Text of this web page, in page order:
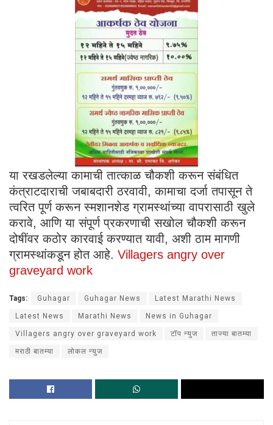
या रखडलेल्या कामाची तात्काळ चौकशी करून संबंधित
कंत्राटदाराची जबाबदारी ठरवावी, कामाचा दर्जा तपासून ते
त्वरित पूर्ण करून स्मशानशेड ग्रामस्थांच्या वापरासाठी खुले
करावे, आणि या संपूर्ण प्रकरणाची सखोल चौकशी करून
दोषींवर कठोर कारवाई करण्यात यावी, अशी ठाम मागणी
ग्रामस्थांकडून होत आहे. Villagers angry over
graveyard work
Tags: Guhagar Guhagar News Latest Marathi News
Latest News Marathi News News in Guhagar
Villagers angry over graveyard work टॉप न्युज ताज्या बातम्या
मराठी बातम्या लोकल न्युज